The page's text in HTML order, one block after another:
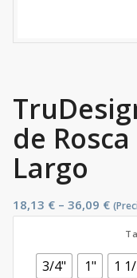
de
Largo
18,13 € – 36,09 €
3/4" 1" 1